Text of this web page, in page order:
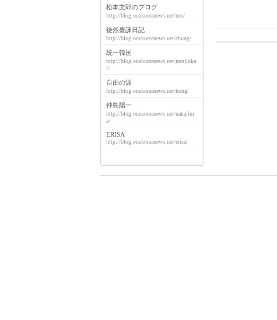
松本文郎のブログ
http://blog.onekoreanews.net/nrn/
徒然臺諫日記
http://blog.onekoreanews.net/chung/
統一韓国
http://blog.onekoreanews.net/gunjinka
i/
自由の波
http://blog.onekoreanews.net/hong/
仲島陽一
http://blog.onekoreanews.net/nakajim
a/
ERISA
http://blog.onekoreanews.net/erisa/